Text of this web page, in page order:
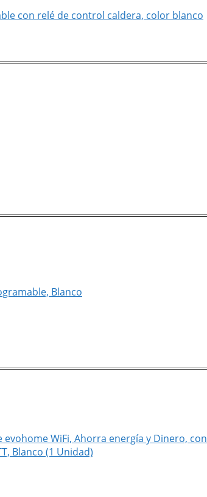
con relé de control caldera, color blanco
Blanco
WiFi, Ahorra energía y Dinero, con
Blanco (1 Unidad)